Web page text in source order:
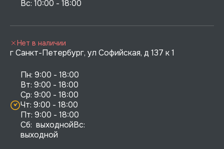
г Санкт-Петербург, ул Софийская, д 137 к 1
Пн: 9:00 - 18:00
Вт: 9:00 - 18:00
Ср: 9:00 - 18:00
Чт: 9:00 - 18:00
Пт: 9:00 - 18:00
Сб:  выходнойВс:
выходной
Нет в наличии